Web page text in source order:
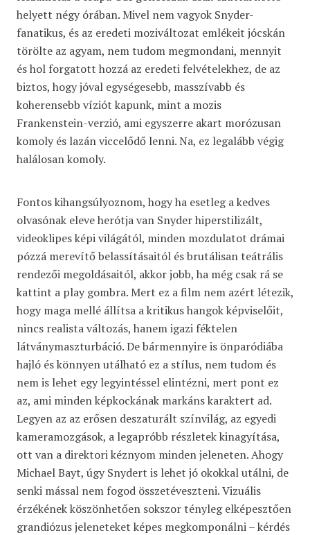
helyett négy órában. Mivel nem vagyok Snyder-
fanatikus, és az eredeti moziváltozat emlékeit jócskán
törölte az agyam, nem tudom megmondani, mennyit
és hol forgatott hozzá az eredeti felvételekhez, de az
biztos, hogy jóval egységesebb, masszívabb és
koherensebb víziót kapunk, mint a mozis
Frankenstein-verzió, ami egyszerre akart morózusan
komoly és lazán viccelődő lenni. Na, ez legalább végig
halálosan komoly.
Fontos kihangsúlyoznom, hogy ha esetleg a kedves
olvasónak eleve herótja van Snyder hiperstilizált,
videoklipes képi világától, minden mozdulatot drámai
pózzá merevítő belassításaitól és brutálisan teátrális
rendezői megoldásaitól, akkor jobb, ha még csak rá se
kattint a play gombra. Mert ez a film nem azért létezik,
hogy maga mellé állítsa a kritikus hangok képviselőit,
nincs realista változás, hanem igazi féktelen
látványmaszturbáció. De bármennyire is önparódiába
hajló és könnyen utálható ez a stílus, nem tudom és
nem is lehet egy legyintéssel elintézni, mert pont ez
az, ami minden képkockának markáns karaktert ad.
Legyen az az erősen deszaturált színvilág, az egyedi
kameramozgások, a legapróbb részletek kinagyítása,
ott van a direktori kéznyom minden jeleneten. Ahogy
Michael Bayt, úgy Snydert is lehet jó okokkal utálni, de
senki mással nem fogod összetéveszteni. Vizuális
érzékének köszönhetően sokszor tényleg elképesztően
grandiózus jeleneteket képes megkomponálni – kérdés